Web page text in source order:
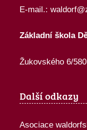
E-mail.:
Základní škola
Žukovského 6/
Další odkazy
Asociace